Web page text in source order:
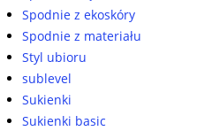
Spodnie z ekoskóry
Spodnie z materiału
Styl ubioru
sublevel
Sukienki
Sukienki basic